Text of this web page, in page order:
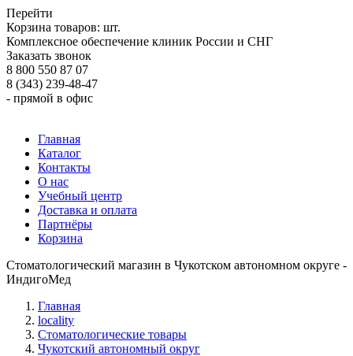
Перейти
Корзина товаров: шт.
Комплексное обеспечение клиник России и СНГ
Заказать звонок
8 800 550 87 07
8 (343) 239-48-47
- прямой в офис
Главная
Каталог
Контакты
О нас
Учебный центр
Доставка и оплата
Партнёры
Корзина
Стоматологический магазин в Чукотском автономном округе -
ИндигоМед
Главная
locality
Стоматологические товары
Чукотский автономный округ